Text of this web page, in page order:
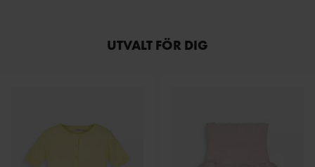
UTVALT FÖR DIG